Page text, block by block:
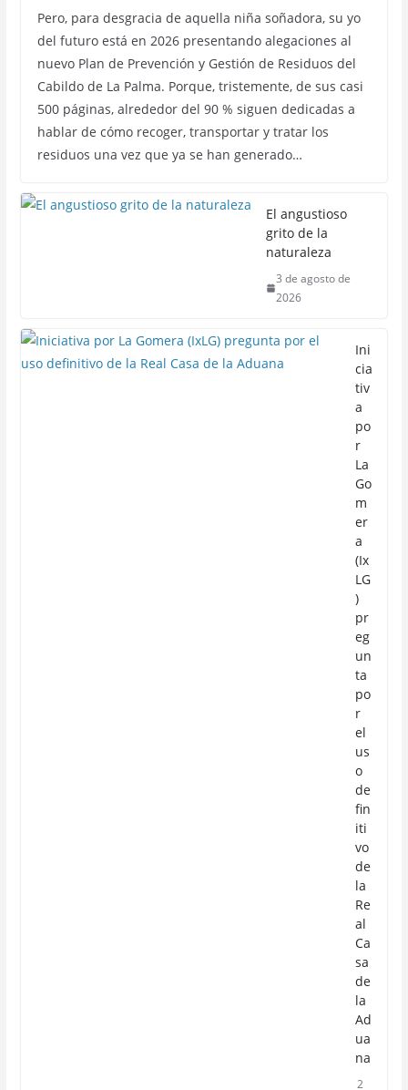
Pero, para desgracia de aquella niña soñadora, su yo
del futuro está en 2026 presentando alegaciones al
nuevo Plan de Prevención y Gestión de Residuos del
Cabildo de La Palma. Porque, tristemente, de sus casi
500 páginas, alrededor del 90 % siguen dedicadas a
hablar de cómo recoger, transportar y tratar los
residuos una vez que ya se han generado…
El angustioso
grito de la
naturaleza
3 de agosto de
2026
Ini
cia
tiv
a
po
r
La
Go
m
er
a
(Ix
LG
)
pr
eg
un
ta
po
r
el
us
o
de
fin
iti
vo
de
la
Re
al
Ca
sa
de
la
Ad
ua
na
2